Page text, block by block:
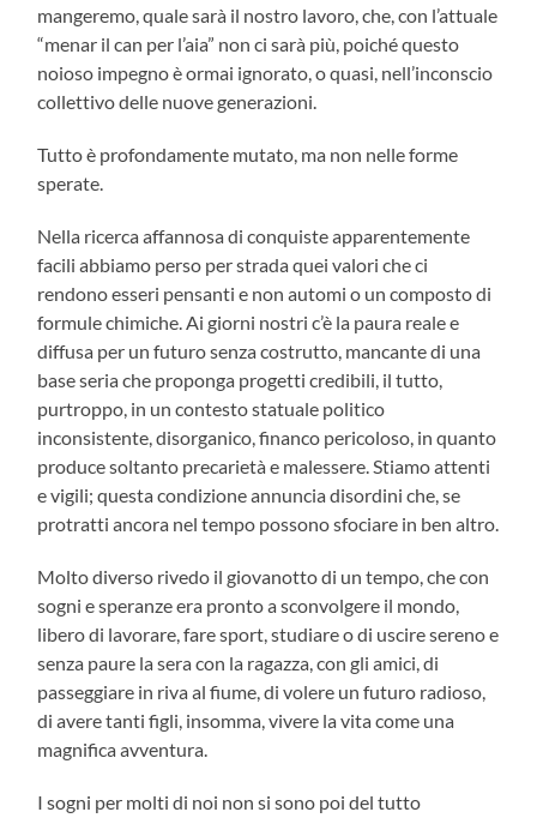
mangeremo, quale sarà il nostro lavoro, che, con l’attuale
“menar il can per l’aia” non ci sarà più, poiché questo
noioso impegno è ormai ignorato, o quasi, nell’inconscio
collettivo delle nuove generazioni.
Tutto è profondamente mutato, ma non nelle forme
sperate.
Nella ricerca affannosa di conquiste apparentemente
facili abbiamo perso per strada quei valori che ci
rendono esseri pensanti e non automi o un composto di
formule chimiche. Ai giorni nostri c’è la paura reale e
diffusa per un futuro senza costrutto, mancante di una
base seria che proponga progetti credibili, il tutto,
purtroppo, in un contesto statuale politico
inconsistente, disorganico, financo pericoloso, in quanto
produce soltanto precarietà e malessere. Stiamo attenti
e vigili; questa condizione annuncia disordini che, se
protratti ancora nel tempo possono sfociare in ben altro.
Molto diverso rivedo il giovanotto di un tempo, che con
sogni e speranze era pronto a sconvolgere il mondo,
libero di lavorare, fare sport, studiare o di uscire sereno e
senza paure la sera con la ragazza, con gli amici, di
passeggiare in riva al fiume, di volere un futuro radioso,
di avere tanti figli, insomma, vivere la vita come una
magnifica avventura.
I sogni per molti di noi non si sono poi del tutto